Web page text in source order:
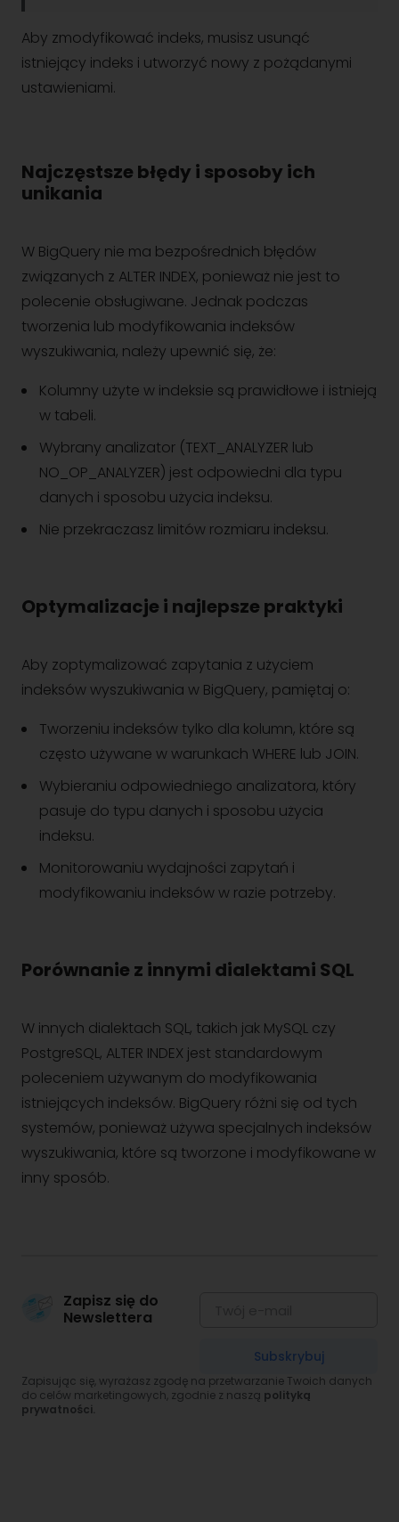
Aby zmodyfikować indeks, musisz usunąć
istniejący indeks i utworzyć nowy z pożądanymi
ustawieniami.
Najczęstsze błędy i sposoby ich
unikania
W BigQuery nie ma bezpośrednich błędów
związanych z ALTER INDEX, ponieważ nie jest to
polecenie obsługiwane. Jednak podczas
tworzenia lub modyfikowania indeksów
wyszukiwania, należy upewnić się, że:
Kolumny użyte w indeksie są prawidłowe i istnieją
w tabeli.
Wybrany analizator (TEXT_ANALYZER lub
NO_OP_ANALYZER) jest odpowiedni dla typu
danych i sposobu użycia indeksu.
Nie przekraczasz limitów rozmiaru indeksu.
Optymalizacje i najlepsze praktyki
Aby zoptymalizować zapytania z użyciem
indeksów wyszukiwania w BigQuery, pamiętaj o:
Tworzeniu indeksów tylko dla kolumn, które są
często używane w warunkach WHERE lub JOIN.
Wybieraniu odpowiedniego analizatora, który
pasuje do typu danych i sposobu użycia
indeksu.
Monitorowaniu wydajności zapytań i
modyfikowaniu indeksów w razie potrzeby.
Porównanie z innymi dialektami SQL
W innych dialektach SQL, takich jak MySQL czy
PostgreSQL, ALTER INDEX jest standardowym
poleceniem używanym do modyfikowania
istniejących indeksów. BigQuery różni się od tych
systemów, ponieważ używa specjalnych indeksów
wyszukiwania, które są tworzone i modyfikowane w
inny sposób.
Zapisz się do
Newslettera
Subskrybuj
Zapisując się, wyrażasz zgodę na przetwarzanie Twoich danych
do celów marketingowych, zgodnie z naszą polityką
prywatności.